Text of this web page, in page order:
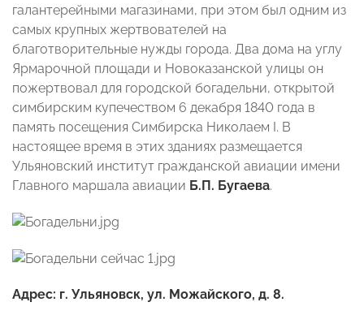
галантерейными магазинами, при этом был одним из
самых крупных жертвователей на
благотворительные нужды города. Два дома на углу
Ярмарочной площади и Новоказанской улицы он
пожертвовал для городской богадельни, открытой
симбирским купечеством 6 декабря 1840 года в
память посещения Симбирска Николаем I. В
настоящее время в этих зданиях размещается
Ульяновский институт гражданской авиации имени
Главного маршала авиации Б.П. Бугаева.
Адрес: г. Ульяновск, ул. Можайского, д. 8.